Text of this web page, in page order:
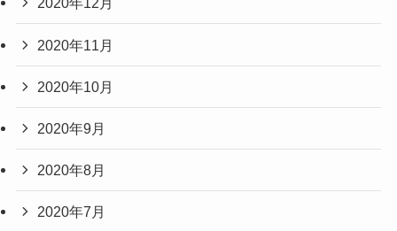
2020年11月
2020年10月
2020年9月
2020年8月
2020年7月